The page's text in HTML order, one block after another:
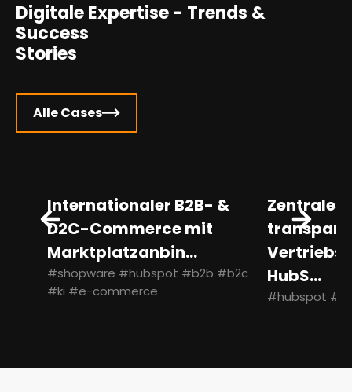
Digitale Expertise - Trends &
Success
Stories
Alle Cases
Internationaler B2B- &
D2C-Commerce mit
Marktplatzanbin...
#shopware #hubspot #b2b #b2c
#ki #e-commerce
Zentrales
HubS...
#hubspot